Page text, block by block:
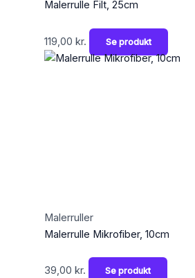
Malerrulle Filt, 25cm
119,00 kr. Se produkt
Malerruller
Malerrulle Mikrofiber, 10cm
39,00 kr. Se produkt